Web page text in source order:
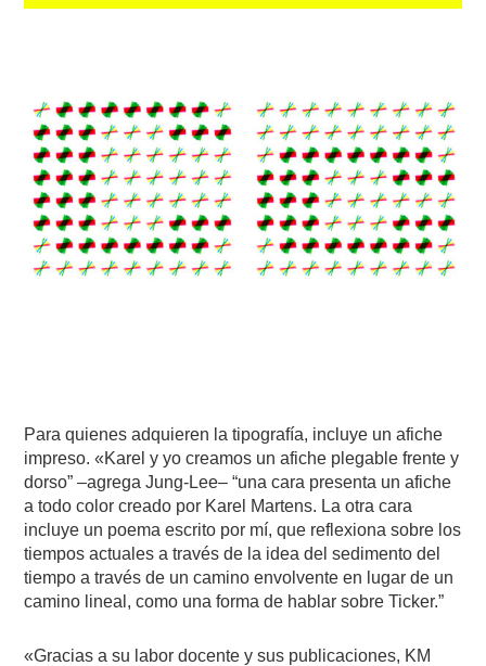
Para quienes adquieren la tipografía, incluye un afiche
impreso. «Karel y yo creamos un afiche plegable frente y
dorso” –agrega Jung-Lee– “una cara presenta un afiche
a todo color creado por Karel Martens. La otra cara
incluye un poema escrito por mí, que reflexiona sobre los
tiempos actuales a través de la idea del sedimento del
tiempo a través de un camino envolvente en lugar de un
camino lineal, como una forma de hablar sobre Ticker.”
«Gracias a su labor docente y sus publicaciones, KM